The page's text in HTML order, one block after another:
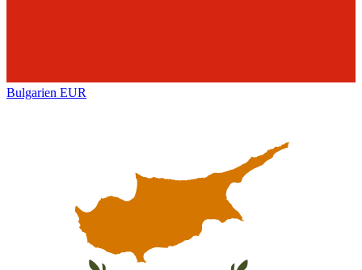
Bulgarien EUR